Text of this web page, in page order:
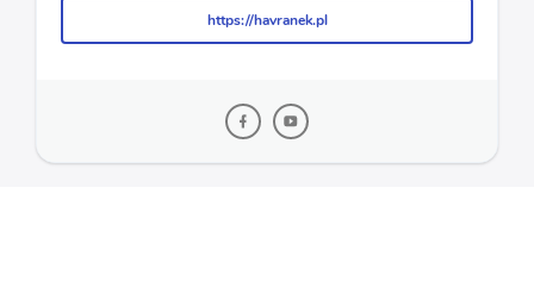
https://havranek.pl
https://havranek.pl